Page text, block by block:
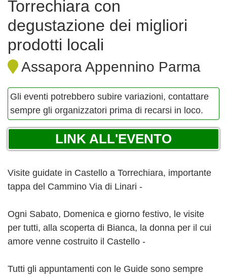
Torrechiara con
degustazione dei migliori
prodotti locali
Assapora Appennino Parma
Gli eventi potrebbero subire variazioni, contattare
sempre gli organizzatori prima di recarsi in loco.
LINK ALL'EVENTO
Visite guidate in Castello a Torrechiara, importante
tappa del Cammino Via di Linari -
Ogni Sabato, Domenica e giorno festivo, le visite
per tutti, alla scoperta di Bianca, la donna per il cui
amore venne costruito il Castello -
Tutti gli appuntamenti con le Guide sono sempre